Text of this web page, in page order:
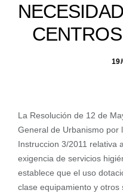
La Resolución de 12 de
General de Urbanismo por
Instruccion 3/2011 relativa
exigencia de servicios
establece que el uso
clase equipamiento y